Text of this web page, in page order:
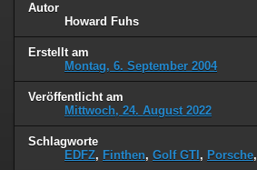
Autor
Howard Fuhs
Erstellt am
Montag, 6. September 2004
Veröffentlicht am
Mittwoch, 24. August 2022
Schlagworte
EDFZ, Finthen, Golf GTI , Porsche,